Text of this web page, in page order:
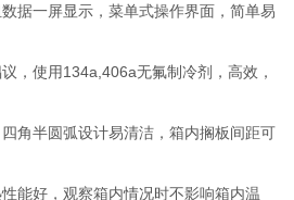
一屏显示，菜单式操作界面，简单易
使用134a,406a无氟制冷剂，高效，
角半圆弧设计易清洁，箱内搁板间距可
能好，观察箱内情况时不影响箱内温